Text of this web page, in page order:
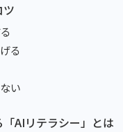
る
い
AIリテラシー」とは